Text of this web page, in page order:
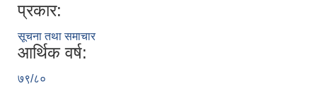
प्रकार:
सूचना तथा समाचार
आर्थिक वर्ष:
७९/८०